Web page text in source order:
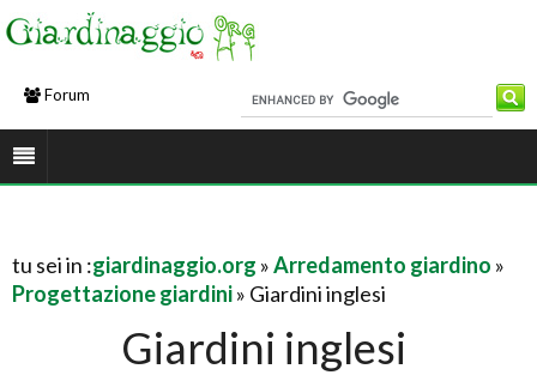
Forum
tu sei in :giardinaggio.org »Arredamento giardino »
Progettazione giardini» Giardini inglesi
Giardini inglesi